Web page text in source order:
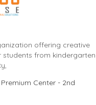
offering creative
from kindergarten
Center - 2nd